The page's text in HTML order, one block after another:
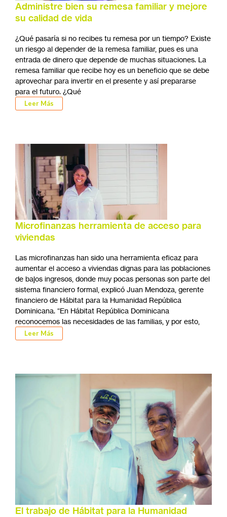
Administre bien su remesa familiar y mejore
su calidad de vida
¿Qué pasaría si no recibes tu remesa por un tiempo? Existe
un riesgo al depender de la remesa familiar, pues es una
entrada de dinero que depende de muchas situaciones. La
remesa familiar que recibe hoy es un beneficio que se debe
aprovechar para invertir en el presente y así prepararse
para el futuro. ¿Qué
Leer Más
Microfinanzas herramienta de acceso para
viviendas
Las microfinanzas han sido una herramienta eficaz para
aumentar el acceso a viviendas dignas para las poblaciones
de bajos ingresos, donde muy pocas personas son parte del
sistema financiero formal, explicó Juan Mendoza, gerente
financiero de Hábitat para la Humanidad República
Dominicana. “En Hábitat República Dominicana
reconocemos las necesidades de las familias, y por esto,
Leer Más
El trabajo de Hábitat para la Humanidad